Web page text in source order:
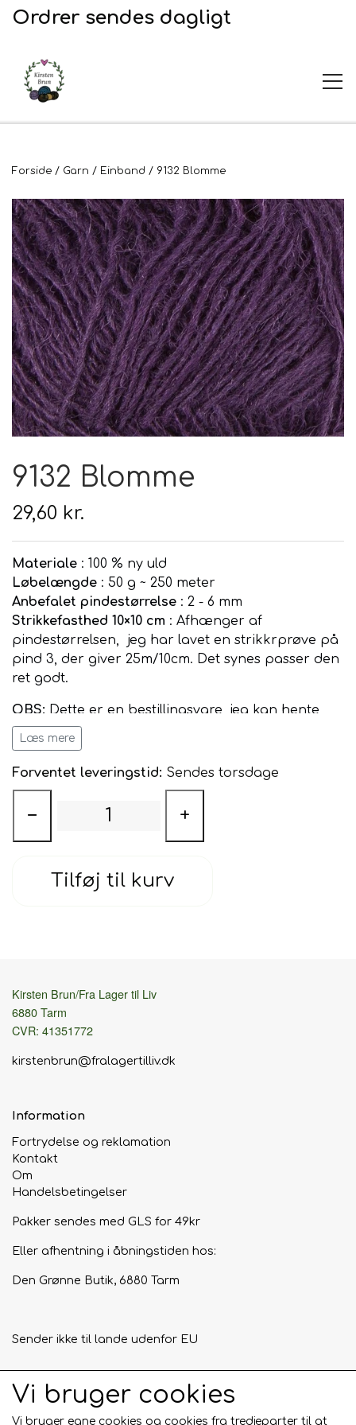
Ordrer sendes dagligt
UDSALG
Garn og opskrifter
Garn
Opskrifter
Broderi
2. Sortering
Stof til broderi
Plejeprodukter
Hårpleje
Hudpleje
Tilbehør
Hanke - restparti
Strikketid
Gavekort
Forside Garn Einband 9132 Blomme
9132 Blomme
29,60 kr.
Materiale : 100 % ny uld
Løbelængde : 50 g ~ 250 meter
Anbefalet pindestørrelse : 2 - 6 mm
Strikkefasthed 10×10 cm : Afhænger af
pindestørrelsen,
jeg har lavet en strikkrprøve på
pind 3, der giver 25m/10cm. Det synes passer den
ret godt.
OBS: Dette er en bestillingsvare, jeg kan hente
hjem hver onsdag. Derfor sender jeg garnet hver
torsdag, såfremt det er på lager. Du betaler ved
bestilling.
Læs mere
Forventet leveringstid: Sendes torsdage
− +
Tilføj til kurv
Kirsten Brun/Fra Lager til Liv
6880 Tarm
CVR: 41351772
kirstenbrun@fralagertilliv.dk
Information
Fortrydelse og reklamation
Kontakt
Om
Handelsbetingelser
Pakker sendes med GLS for 49kr
Eller afhentning i åbningstiden hos:
Den Grønne Butik, 6880 Tarm
Sender ikke til lande udenfor EU
Tilmeld mig nyhedsbrevet
Vi bruger cookies
Vi bruger egne cookies og cookies fra tredjeparter til at